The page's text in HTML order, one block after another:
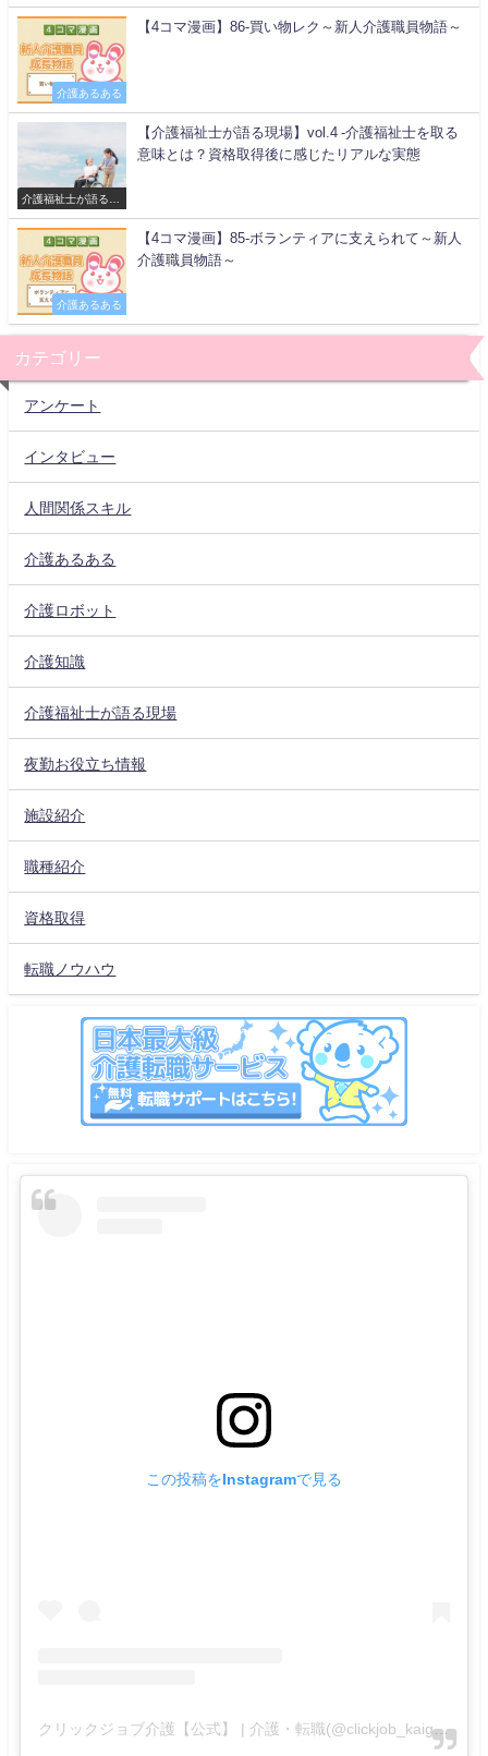
介護あるある
【4コマ漫画】86-買い物レク～新人介護職員物語～
介護福祉士が語る現
場
【介護福祉士が語る現場】vol.4 -介護福祉士を取る
意味とは？資格取得後に感じたリアルな実態
介護あるある
【4コマ漫画】85-ボランティアに支えられて～新人
介護職員物語～
カテゴリー
アンケート
インタビュー
人間関係スキル
介護あるある
介護ロボット
介護知識
介護福祉士が語る現場
夜勤お役立ち情報
施設紹介
職種紹介
資格取得
転職ノウハウ
この投稿をInstagramで見る
クリックジョブ介護【公式】 | 介護・転職(@clickjob_kaigo_official)がシェアした投稿